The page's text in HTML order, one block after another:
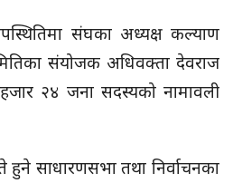
संघका अध्यक्ष कल्याण
संयोजक अधिवक्ता देवराज
२४ जना सदस्यको नामावली
साधारणसभा तथा निर्वाचनका